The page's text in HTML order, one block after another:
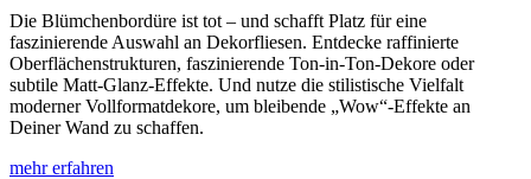
Die Blümchenbordüre ist tot – und schafft Platz für eine
faszinierende Auswahl an Dekorfliesen. Entdecke raffinierte
Oberflächenstrukturen, faszinierende Ton-in-Ton-Dekore oder
subtile Matt-Glanz-Effekte. Und nutze die stilistische Vielfalt
moderner Vollformatdekore, um bleibende „Wow“-Effekte an
Deiner Wand zu schaffen.
mehr erfahren